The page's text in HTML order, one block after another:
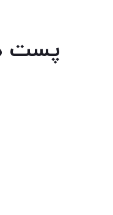
پست